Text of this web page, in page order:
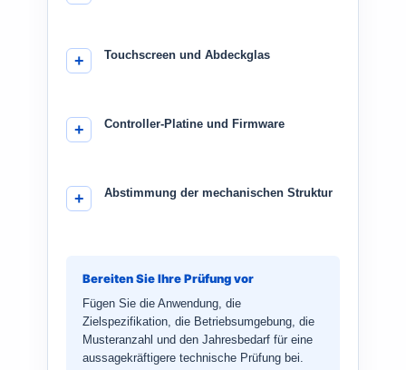
Touchscreen und Abdeckglas
Controller-Platine und Firmware
Abstimmung der mechanischen Struktur
Bereiten Sie Ihre Prüfung vor
Fügen Sie die Anwendung, die
Zielspezifikation, die Betriebsumgebung, die
Musteranzahl und den Jahresbedarf für eine
aussagekräftigere technische Prüfung bei.